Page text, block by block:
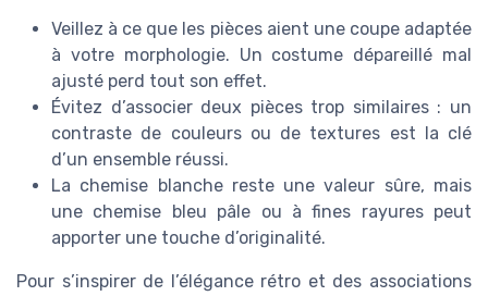
Veillez à ce que les pièces aient une coupe adaptée
à votre morphologie. Un costume dépareillé mal
ajusté perd tout son effet.
Évitez d’associer deux pièces trop similaires : un
contraste de couleurs ou de textures est la clé
d’un ensemble réussi.
La chemise blanche reste une valeur sûre, mais
une chemise bleu pâle ou à fines rayures peut
apporter une touche d’originalité.
Pour s’inspirer de l’élégance rétro et des associations